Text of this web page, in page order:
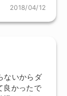
2018/04/12
ないからダ
良かったで